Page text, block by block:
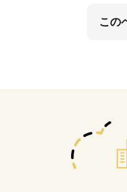
この